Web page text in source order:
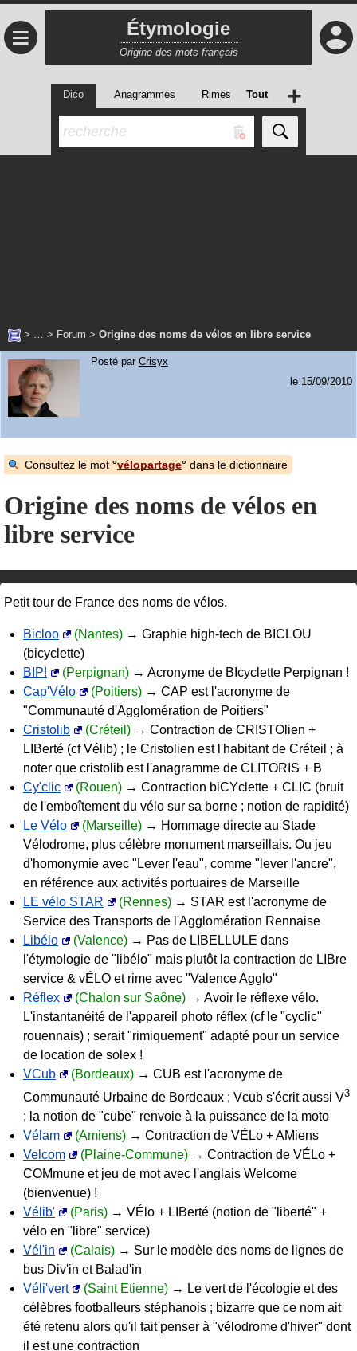
≡ Étymologie
Origine des mots français
Dico Anagrammes Rimes Tout +
> … > Forum > Origine des noms de vélos en libre service
Posté par Crisyx
le 15/09/2010
Consultez le mot vélopartage dans le dictionnaire
Origine des noms de vélos en
libre service
Petit tour de France des noms de vélos.
Bicloo (Nantes) → Graphie high-tech de BICLOU
(bicyclette)
BIP!
(Perpignan) → Acronyme de BIcyclette Perpignan !
Cap'Vélo
(Poitiers) → CAP est l'acronyme de
"Communauté d'Agglomération de Poitiers"
Cristolib
(Créteil) → Contraction de CRISTOlien +
LIBerté (cf Vélib) ; le Cristolien est l'habitant de Créteil ; à
noter que cristolib est l'anagramme de CLITORIS + B
Cy'clic
(Rouen) → Contraction biCYclette + CLIC (bruit
de l'emboîtement du vélo sur sa borne ; notion de rapidité)
Le Vélo
(Marseille) → Hommage directe au Stade
Vélodrome, plus célèbre monument marseillais. Ou jeu
d'homonymie avec "Lever l'eau", comme "lever l'ancre",
en référence aux activités portuaires de Marseille
LE vélo STAR
(Rennes) → STAR est l'acronyme de
Service des Transports de l'Agglomération Rennaise
Libélo
(Valence) → Pas de LIBELLULE dans
l'étymologie de "libélo" mais plutôt la contraction de LIBre
service & vÉLO et rime avec "Valence Agglo"
Réflex
(Chalon sur Saône) → Avoir le réflexe vélo.
L'instantanéité de l'appareil photo réflex (cf le "cyclic"
rouennais) ; serait "rimiquement" adapté pour un service
de location de solex !
VCub
(Bordeaux) → CUB est l'acronyme de
Communauté Urbaine de Bordeaux ; Vcub s'écrit aussi V3
; la notion de "cube" renvoie à la puissance de la moto
Vélam
(Amiens) → Contraction de VÉLo + AMiens
Velcom
(Plaine-Commune) → Contraction de VÉLo +
COMmune et jeu de mot avec l'anglais Welcome
(bienvenue) !
Vélib'
(Paris) → VÉlo + LIBerté (notion de "liberté" +
vélo en "libre" service)
Vél'in
(Calais) → Sur le modèle des noms de lignes de
bus Div'in et Balad'in
Véli'vert
(Saint Etienne) → Le vert de l'écologie et des
célèbres footballeurs stéphanois ; bizarre que ce nom ait
été retenu alors qu'il fait penser à "vélodrome d'hiver" dont
il est une contraction